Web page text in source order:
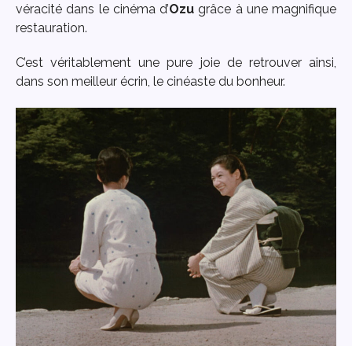
véracité dans le cinéma d’Ozugrâce à une magnifique
restauration.
C’est véritablement une pure joie de retrouver ainsi,
dans son meilleur écrin, le cinéaste du bonheur.